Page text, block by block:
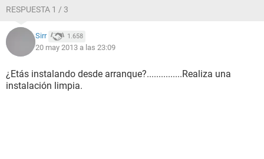
RESPUESTA 1 / 3
Sirr 1.658
20 may 2013 a las 23:09
¿Etás instalando desde arranque?...............Realiza una
instalación limpia.